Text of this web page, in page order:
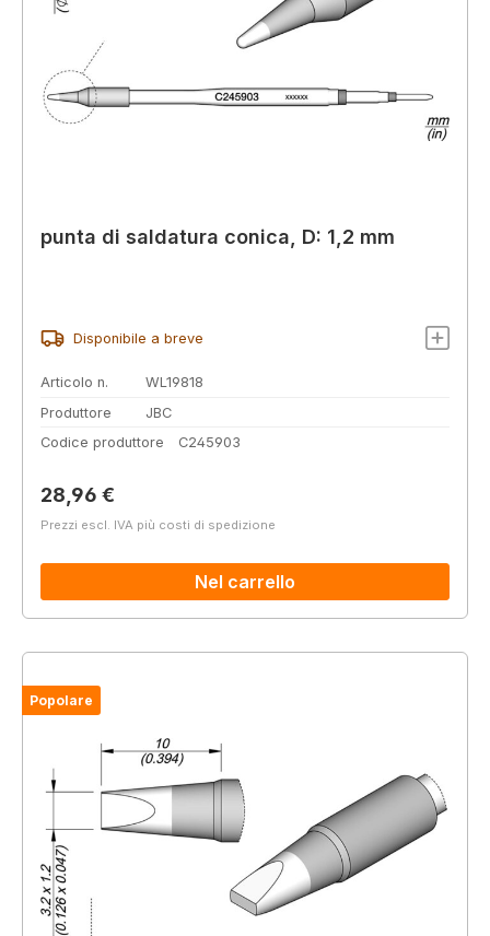
punta di saldatura conica, D: 1,2 mm
Disponibile a breve
Articolo n.
WL19818
Produttore
JBC
Codice produttore
C245903
Prezzo normale:
28,96 €
Prezzi escl. IVA più costi di spedizione
Nel carrello
Popolare